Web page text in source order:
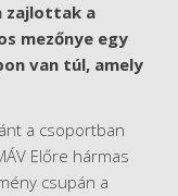
zajlottak a
mezőnye egy
van túl, amely
a csoportban
Előre hármas
csupán a